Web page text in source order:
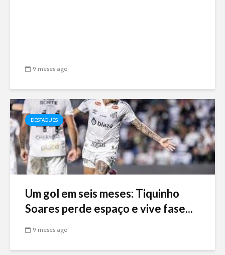
9 meses ago
DESTAQUES
Um gol em seis meses: Tiquinho
Soares perde espaço e vive fase...
9 meses ago